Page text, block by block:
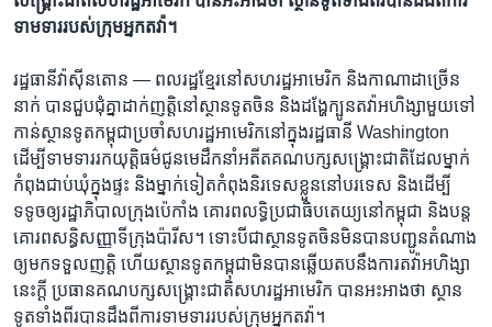
ទាម​ទារ​របស់​ក្រុម​អ្នក​តវ៉ា។​​
រដ្ឋធានី​វ៉ាស៊ីនតោន — ពល​រដ្ឋ​ខ្មែរ​នៅ​សហរដ្ឋ​អាមេរិក​ និង​កាណាដា​ច្រើន​
នាក់ បាន​ជួប​ជុំ​គ្នា​ដាក់​ញត្តិ​នៅ​ស្ថានទូត​ចិន និងដង្ហែ​ក្បូនតវ៉ា​អហិង្សា​មួយ​ទៅ​
កាន់​ស្ថាន​ទូត​កម្ពុជា​ប្រចាំ​សហរដ្ឋ​អាមេរិក​នៅ​ក្នុង​រដ្ឋ​ធានី Washington
ដើម្បី​ទាម​ទាររក​យុត្តិធម៌​ជូន​មេ​ដឹក​នាំ​អតីត​គណបក្ស​សង្គ្រោះ​ជាតិ​ដែល​ម្នាក់​
កំពុង​ជាប់​ឃុំ​ក្នុង​ផ្ទះ និង​ម្នាក់​ទៀត​កំពុងនិរទេស​ខ្លួន​នៅ​បរទេស និង​ដើម្បី​
ទទូច​ឲ្យ​រដ្ឋាភិបាល​ក្រុង​ប៉េកាំង​ គោរព​លទ្ធិប្រជាធិបតេយ្យ​នៅ​កម្ពុជា និង​បន្ត​
គោរព​សន្ធិ​សញ្ញា​ទីក្រុង​ប៉ារីស។ ទោះ​បី​ជា​ស្ថាន​ទូត​ចិន​មិន​បាន​បញ្ជូន​តំណាង​
ឲ្យ​មក​ទទួល​ញត្តិ ហើយ​ស្ថាន​ទូត​កម្ពុជា​មិន​បាន​ឆ្លើយ​តបនឹង​ការ​តវ៉ា​អហិង្សា​
នេះ​ក្ដី ប្រធាន​គណបក្ស​សង្គ្រោះ​ជាតិ​សហរដ្ឋ​អាមេរិក​ បាន​អះអាង​ថា ស្ថាន​
ទូត​ទាំង​ពីរ​បាន​ដឹង​ពី​ការ​ទាម​ទារ​របស់​ក្រុម​អ្នក​តវ៉ា។